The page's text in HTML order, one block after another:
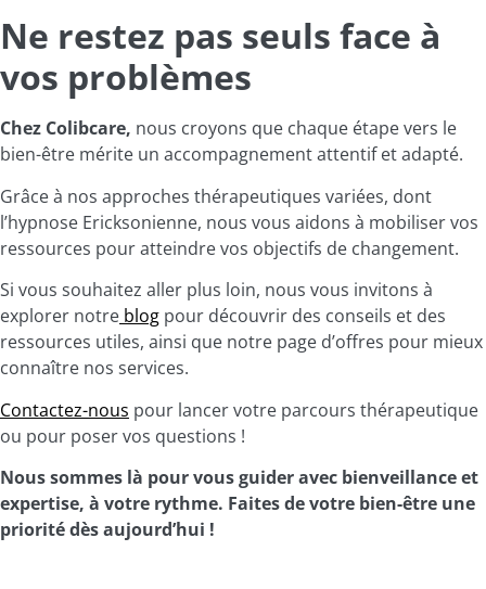
Ne restez pas seuls face à
vos problèmes
Chez Colibcare, nous croyons que chaque étape vers le
bien-être mérite un accompagnement attentif et adapté.
Grâce à nos approches thérapeutiques variées, dont
l’hypnose Ericksonienne, nous vous aidons à mobiliser vos
ressources pour atteindre vos objectifs de changement.
Si vous souhaitez aller plus loin, nous vous invitons à
explorer notre blog pour découvrir des conseils et des
ressources utiles, ainsi que notre page d’offres pour mieux
connaître nos services.
Contactez-nous pour lancer votre parcours thérapeutique
ou pour poser vos questions !
Nous sommes là pour vous guider avec bienveillance et
expertise, à votre rythme. Faites de votre bien-être une
priorité dès aujourd’hui !